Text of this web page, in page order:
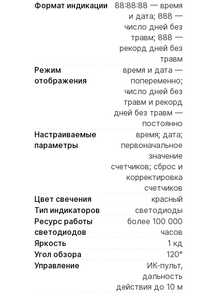
Формат индикации
88:88:88 — время
и дата; 888 —
число дней без
травм; 888 —
рекорд дней без
травм
Режим
отображения
время и дата —
попеременно;
число дней без
травм и рекорд
дней без травм —
постоянно
Настраиваемые
параметры
время; дата;
первоначальное
значение
счетчиков; сброс и
корректировка
счетчиков
Цвет свечения
красный
Тип индикаторов
светодиоды
Ресурс работы
светодиодов
более 100 000
часов
Яркость
1 кд
Угол обзора
120°
Управление
ИК-пульт,
дальность
действия до 10 м